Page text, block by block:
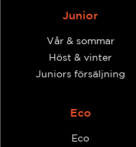
Junior
Vår & sommar
Höst & vinter
Juniors försäljning
Eco
Eco